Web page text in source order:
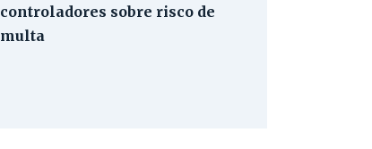
controladores sobre risco de
multa